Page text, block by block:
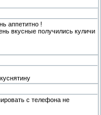
аппетитно !
вкусные получились куличи
с телефона не